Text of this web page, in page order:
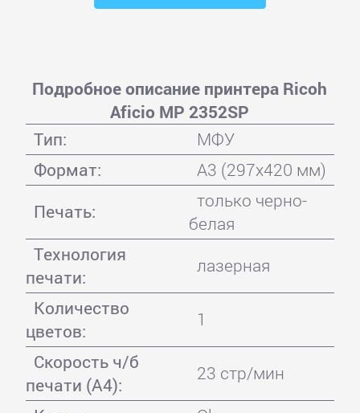
Подробное описание принтера Ricoh
Aficio MP 2352SP
Тип:
МФУ
Формат:
A3 (297x420 мм)
Печать:
только черно-
белая
Технология
печати:
лазерная
Количество
цветов:
1
Скорость ч/б
печати (А4):
23 стр/мин